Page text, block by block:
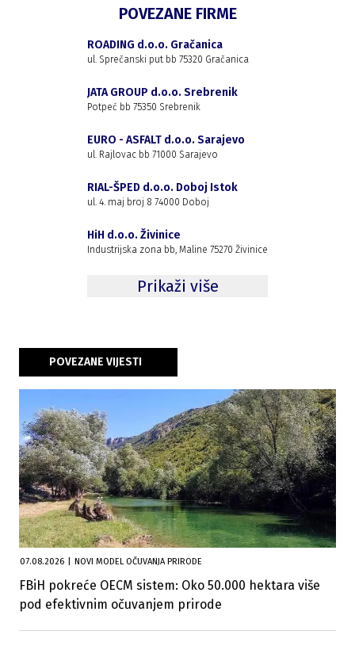
POVEZANE FIRME
ROADING d.o.o. Gračanica
ul. Sprečanski put bb 75320 Gračanica
JATA GROUP d.o.o. Srebrenik
Potpeć bb 75350 Srebrenik
EURO - ASFALT d.o.o. Sarajevo
ul. Rajlovac bb 71000 Sarajevo
RIAL-ŠPED d.o.o. Doboj Istok
ul. 4. maj broj 8 74000 Doboj
HiH d.o.o. Živinice
Industrijska zona bb, Maline 75270 Živinice
Prikaži više
POVEZANE VIJESTI
07.08.2026 NOVI MODEL OČUVANJA PRIRODE
FBiH pokreće OECM sistem: Oko 50.000 hektara više
pod efektivnim očuvanjem prirode